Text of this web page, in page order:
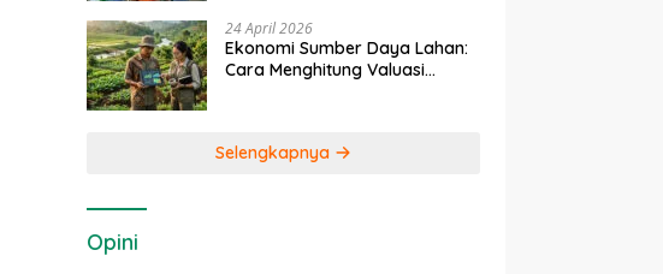
24 April 2026
Ekonomi Sumber Daya Lahan:
Cara Menghitung Valuasi
Selengkapnya
Opini